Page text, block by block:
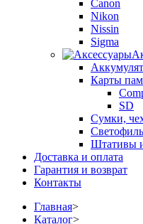
Canon
Nikon
Nissin
Sigma
Карты
SD
Сумки,
Штативы
Доставка и оплата
Гарантия и возврат
Контакты
Главная>
Каталог>